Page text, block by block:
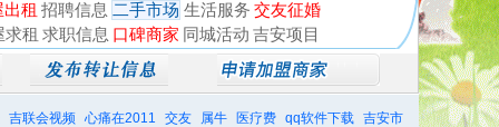
出租 招聘信息 二手市场 生活服务 交友征婚
求租 求职信息 口碑商家 同城活动 吉安项目
吉联会视频 心痛在2011 交友 属牛 医疗费 qq软件下载 吉安市